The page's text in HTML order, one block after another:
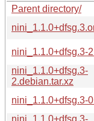
Parent directory/
nini_1.1.0+dfsg.3-
nini_1.1.0+dfsg.3-
2.debian.tar.xz
nini_1.1.0+dfsg.3-
nini_1.1.0+dfsg.3-